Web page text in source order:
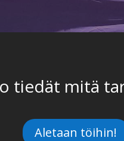
tiedät mitä
Aletaan töihin!